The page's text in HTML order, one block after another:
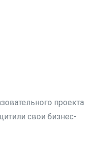
проекта
свои бизнес-